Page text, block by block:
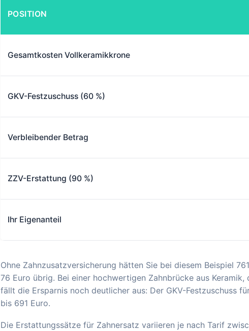
POSITION
Gesamtkosten Vollkeramikkrone
GKV-Festzuschuss (60 %)
Verbleibender Betrag
ZZV-Erstattung (90 %)
Ihr Eigenanteil
Ohne Zahnzusatzversicherung hätten Sie bei diesem Beispiel
76 Euro übrig. Bei einer hochwertigen Zahnbrücke aus
fällt die Ersparnis noch deutlicher aus: Der GKV-Festzuschuss
bis 691 Euro.
Die Erstattungssätze für Zahnersatz variieren je nach Tarif